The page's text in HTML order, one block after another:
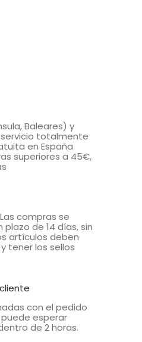
Baleares) y
totalmente
en España
superiores a 45€,
compras se
de 14 días, sin
artículos deben
tener los sellos
con el pedido
esperar
de 2 horas.